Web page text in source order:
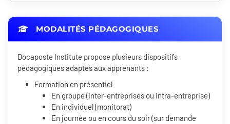
MODALITÉS PÉDAGOGIQUES
Docaposte Institute propose plusieurs dispositifs
pédagogiques adaptés aux apprenants :
Formation en présentiel
En groupe (inter-entreprises ou intra-entreprise)
En individuel (monitorat)
En journée ou en cours du soir (sur demande